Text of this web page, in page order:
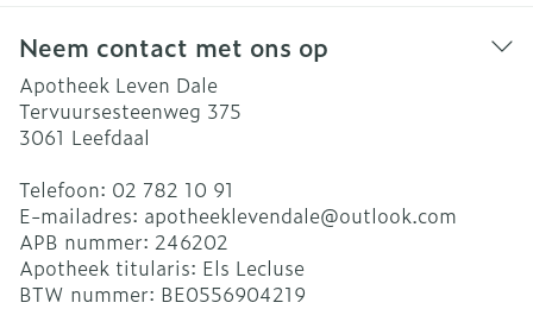
Neem contact met ons op
Apotheek Leven Dale
Tervuursesteenweg 375
3061 Leefdaal
Telefoon: 02 782 10 91
E-mailadres: apotheeklevendale@outlook.com
APB nummer: 246202
Apotheek titularis: Els Lecluse
BTW nummer: BE0556904219